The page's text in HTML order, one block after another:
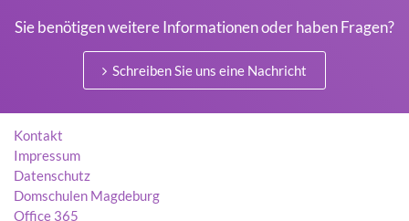
Sie benötigen weitere Informationen oder haben Fragen?
Schreiben Sie uns eine Nachricht
Kontakt
Impressum
Datenschutz
Domschulen Magdeburg
Office 365